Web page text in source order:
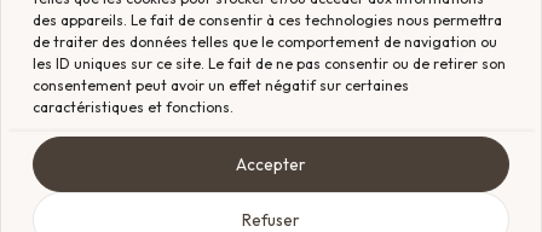
des appareils. Le fait de consentir à ces technologies nous permettra
de traiter des données telles que le comportement de navigation ou
les ID uniques sur ce site. Le fait de ne pas consentir ou de retirer son
consentement peut avoir un effet négatif sur certaines
caractéristiques et fonctions.
Accepter
Refuser
MISSONI
Robe Missoni
EXCELLENT ÉTAT
Taille : 36
Estimation prix boutique :
CHF
CHF250.00
GUCCI
Chemise Gucci
Taille : 36
Estimation prix boutique :
CHF350.00